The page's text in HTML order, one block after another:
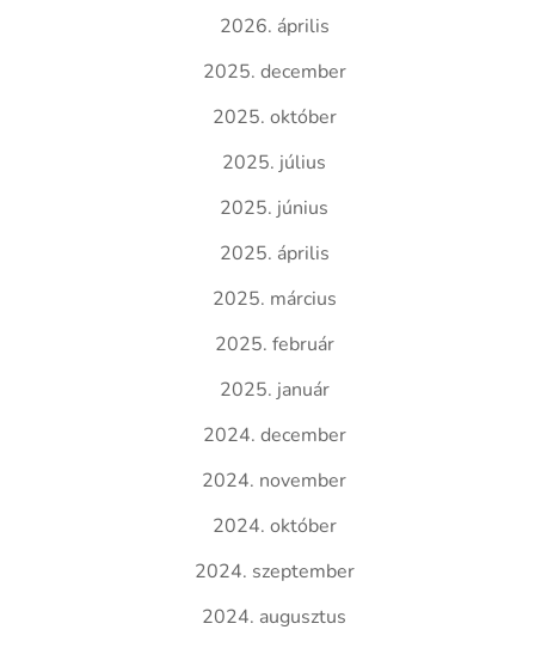
2026. április
2025. december
2025. október
2025. július
2025. június
2025. április
2025. március
2025. február
2025. január
2024. december
2024. november
2024. október
2024. szeptember
2024. augusztus